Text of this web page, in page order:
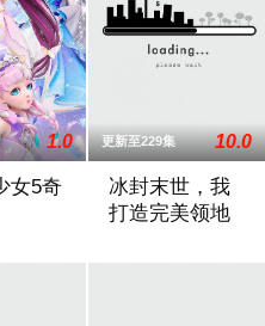
界，却发现此处为处处惊险
1.0
女5奇
更新至229集 10.0
冰封末世，我
打造完美领地